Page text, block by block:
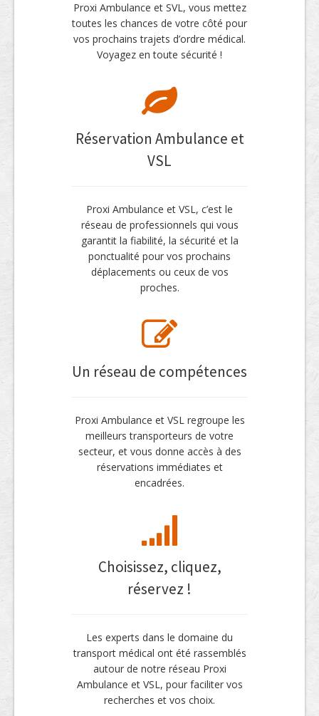
Proxi Ambulance et SVL, vous mettez
toutes les chances de votre côté pour
vos prochains trajets d’ordre médical.
Voyagez en toute sécurité !
Réservation Ambulance et
VSL
Proxi Ambulance et VSL, c’est le
réseau de professionnels qui vous
garantit la fiabilité, la sécurité et la
ponctualité pour vos prochains
déplacements ou ceux de vos
proches.
Un réseau de compétences
Proxi Ambulance et VSL regroupe les
meilleurs transporteurs de votre
secteur, et vous donne accès à des
réservations immédiates et
encadrées.
Choisissez, cliquez,
réservez !
Les experts dans le domaine du
transport médical ont été rassemblés
autour de notre réseau Proxi
Ambulance et VSL, pour faciliter vos
recherches et vos choix.